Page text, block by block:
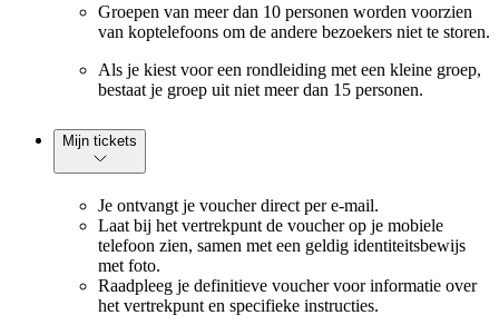
Groepen van meer dan 10 personen worden voorzien
van koptelefoons om de andere bezoekers niet te storen.
Als je kiest voor een rondleiding met een kleine groep,
bestaat je groep uit niet meer dan 15 personen.
Mijn tickets
Je ontvangt je voucher direct per e-mail.
Laat bij het vertrekpunt de voucher op je mobiele
telefoon zien, samen met een geldig identiteitsbewijs
met foto.
Raadpleeg je definitieve voucher voor informatie over
het vertrekpunt en specifieke instructies.